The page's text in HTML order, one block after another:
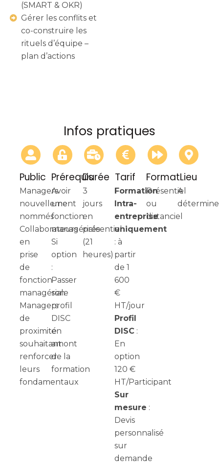
(SMART & OKR)
Gérer les conflits et
co-construire les
rituels d’équipe –
plan d’actions
Infos pratiques
Public
Managers
nouvellement
nommés
Collaborateurs
en
prise
de
fonction
managériale
Managers
de
proximité
souhaitant
renforcer
leurs
fondamentaux
Prérequis
Avoir
une
fonction
managériale
Si
option
:
Passer
son
profil
DISC
en
amont
de la
formation
Durée
3
jours
en
présentiel
(21
heures)
Tarif
Formation
Intra-
entreprise
uniquement
: à
partir
de 1
600
€
HT/jour
Profil
DISC :
En
option
120 €
HT/Participant
Sur
mesure :
Devis
personnalisé
sur
demande
Format
Présentiel
ou
distanciel
Lieu
A